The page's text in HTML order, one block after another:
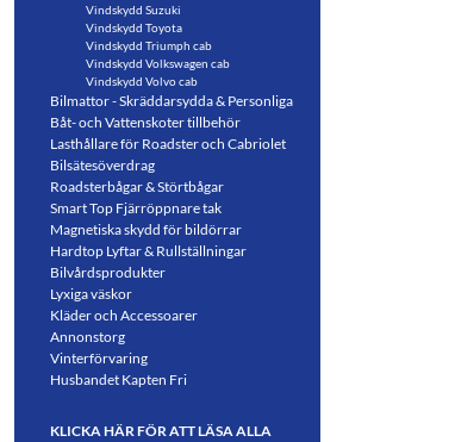
Vindskydd Suzuki
Vindskydd Toyota
Vindskydd Triumph cab
Vindskydd Volkswagen cab
Vindskydd Volvo cab
Bilmattor - Skräddarsydda & Personliga
Båt- och Vattenskoter tillbehör
Lasthållare för Roadster och Cabriolet
Bilsätesöverdrag
Roadsterbågar & Störtbågar
Smart Top Fjärröppnare tak
Magnetiska skydd för bildörrar
Hardtop Lyftar & Rullställningar
Bilvårdsprodukter
Lyxiga väskor
Kläder och Accessoarer
Annonstorg
Vinterförvaring
Husbandet Kapten Fri
KLICKA HÄR FÖR ATT LÄSA ALLA